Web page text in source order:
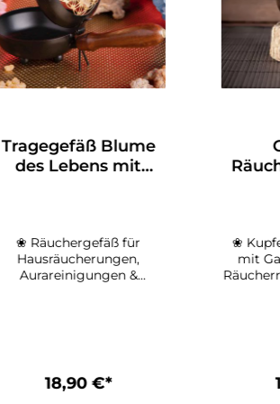
Tragegefäß Blume
des Lebens mit
❀ Räuchergefäß für
Hausräucherungen,
Aurareinigungen &
kraftvollen Symbolik eines
der bekanntesten Zeichen
18,90 €*
❀
mit
des